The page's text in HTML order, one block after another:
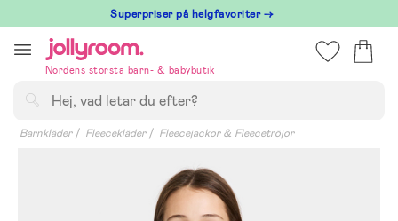
till
innehållet
Superpriser på helgfavoriter →
Nordens största barn- & babybutik
Barnkläder Fleecekläder Fleecejackor & Fleecetröjor